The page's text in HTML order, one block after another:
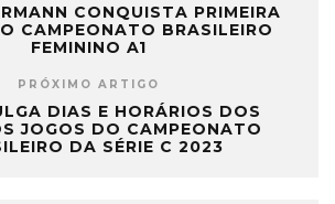
CONQUISTA PRIMEIRA
CAMPEONATO BRASILEIRO
FEMININO A1
PRÓXIMO ARTIGO
DIAS E HORÁRIOS DOS
JOGOS DO CAMPEONATO
DA SÉRIE C 2023